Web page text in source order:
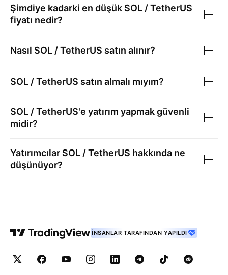
Şimdiye kadarki en düşük SOL / TetherUS
fiyatı nedir?
Nasıl SOL / TetherUS satın alınır?
SOL / TetherUS satın almalı mıyım?
SOL / TetherUS'e yatırım yapmak güvenli
midir?
Yatırımcılar SOL / TetherUS hakkında ne
düşünüyor?
İNSANLAR TARAFINDAN YAPILDI